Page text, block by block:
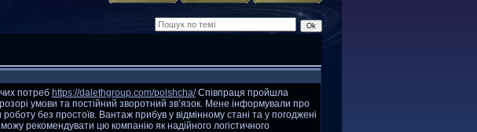
потреб https://dalethgroup.com/polshcha/Співпраця пройшла
умови та постійний зворотний зв’язок. Мене інформували про
без простоїв. Вантаж прибув у відмінному стані та у погоджені
рекомендувати цю компанію як надійного логістичного